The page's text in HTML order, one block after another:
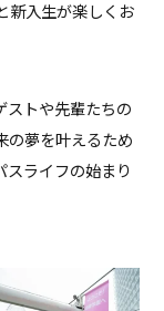
新入生が楽しくお
ストや先輩たちの
の夢を叶えるため
スライフの始まり